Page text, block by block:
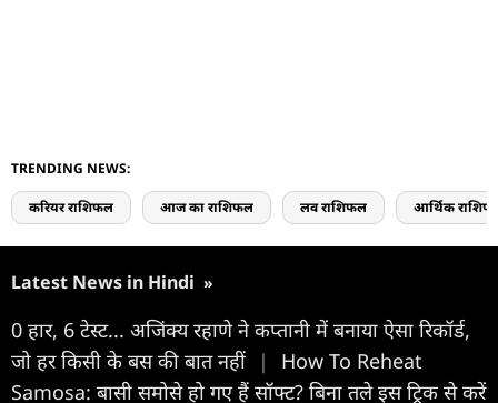
TRENDING NEWS:
करियर राशिफल आज का राशिफल लव राशिफल आर्थिक
Latest News in Hindi »
0 हार, 6 टेस्ट... अज‍िंक्य रहाणे ने कप्तानी में बनाया ऐसा रिकॉर्ड,
जो हर किसी के बस की बात नहीं
|
How To Reheat
Samosa: बासी समोसे हो गए हैं सॉफ्ट? बिना तले इस ट्रिक से करें